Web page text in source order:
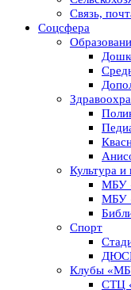
Связь,
Соцсфера
Культура и
МБУ
МБУ
Спорт
Клубы
СТЦ